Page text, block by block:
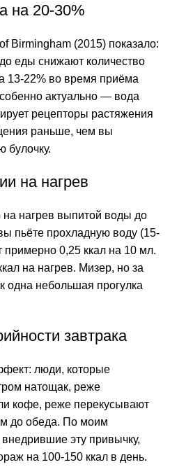
на 20-30%
Birmingham (2015) показало:
еды снижают количество
13-22% во время приёма
актуально — вода
рецепторы растяжения
раньше, чем вы
булочку.
на нагрев
на нагрев выпитой воды до
пьёте прохладную воду (15-
примерно 0,25 ккал на 10 мл.
на нагрев. Мизер, но за
одна небольшая прогулка
завтрака
люди, которые
натощак, реже
кофе, реже перекусывают
до обеда. По моим
эту привычку,
на 100-150 ккал в день.